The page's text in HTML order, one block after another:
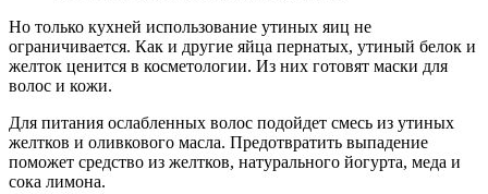
Но только кухней использование утиных яиц не
ограничивается. Как и другие яйца пернатых, утиный белок и
желток ценится в косметологии. Из них готовят маски для
волос и кожи.
Для питания ослабленных волос подойдет смесь из утиных
желтков и оливкового масла. Предотвратить выпадение
поможет средство из желтков, натурального йогурта, меда и
сока лимона.